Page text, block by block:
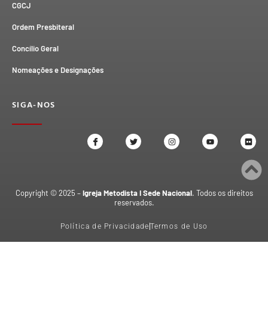
CGCJ
Ordem Presbiteral
Concílio Geral
Nomeações e Designações
SIGA-NOS
Copyright © 2025 –Igreja Metodista I Sede Nacional. Todos os direitos
reservados.
Política de Privacidade Termos de Uso